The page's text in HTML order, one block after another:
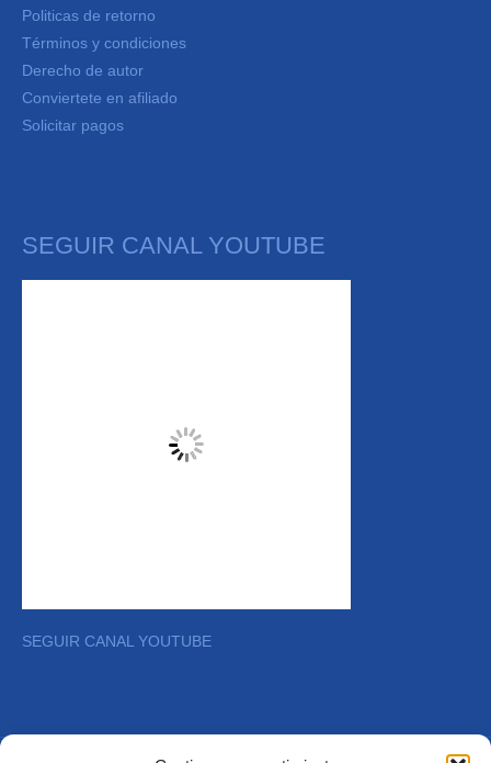
Politicas de retorno
Términos y condiciones
Derecho de autor
Conviertete en afiliado
Solicitar pagos
SEGUIR CANAL YOUTUBE
SEGUIR CANAL YOUTUBE